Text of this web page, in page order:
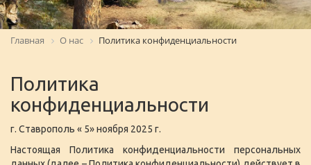
Главная О нас Политика конфиденциальности
Политика
конфиденциальности
г. Ставрополь « 5» ноября 2025 г.
Настоящая Политика конфиденциальности персональных